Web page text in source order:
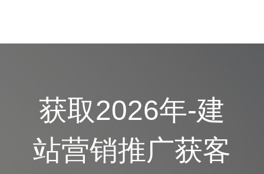
获取2026年-建
站营销推广获客